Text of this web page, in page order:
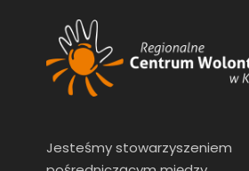
Jesteśmy stowarzyszeniem